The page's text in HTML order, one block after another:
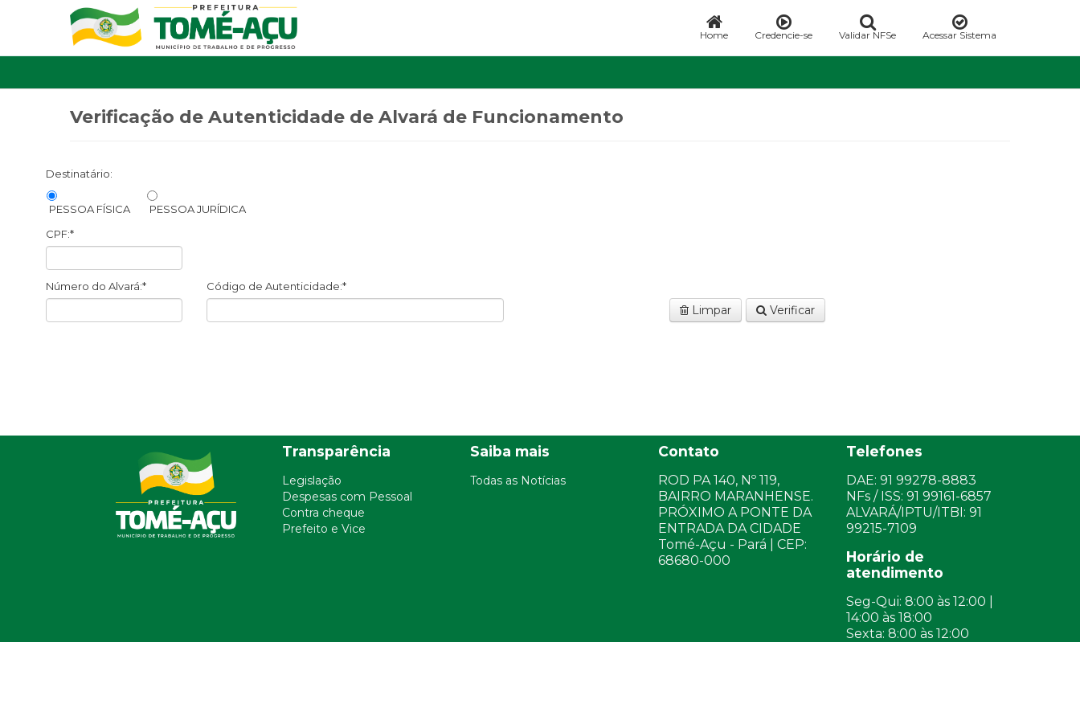
Home Credencie-se Validar NFSe Acessar Sistema
Verificação de Autenticidade de Alvará de Funcionamento
Destinatário:
PESSOA FÍSICA
PESSOA JURÍDICA
CPF:*
Número do Alvará:* Código de Autenticidade:*
Verificar
Limpar
Transparência
Legislação
Despesas com Pessoal
Contra cheque
Prefeito e Vice
Saiba mais
Todas as Notícias
Contato
ROD PA 140, Nº 119,
BAIRRO MARANHENSE.
PRÓXIMO A PONTE DA
ENTRADA DA CIDADE
Tomé-Açu - Pará | CEP:
68680-000
Telefones
DAE: 91 99278-8883
NFs / ISS: 91 99161-6857
ALVARÁ/IPTU/ITBI: 91
99215-7109
Horário de
atendimento
Seg-Qui: 8:00 às 12:00 |
14:00 às 18:00
Sexta: 8:00 às 12:00